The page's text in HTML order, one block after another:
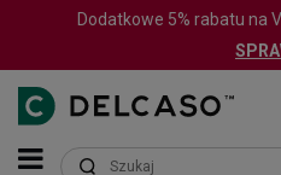
Dodatkowe 5% rabatu na